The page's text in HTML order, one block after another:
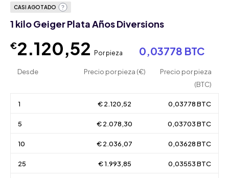
CASI AGOTADO
1 kilo Geiger Plata Años Diversions
€2.120,52 Por pieza 0,03778 BTC
Desde Precio por pieza (€)
Precio por pieza
(BTC)
1 € 2.120,52 0,03778 BTC
5 € 2.078,30 0,03703 BTC
10 € 2.036,07 0,03628 BTC
25 € 1.993,85 0,03553 BTC